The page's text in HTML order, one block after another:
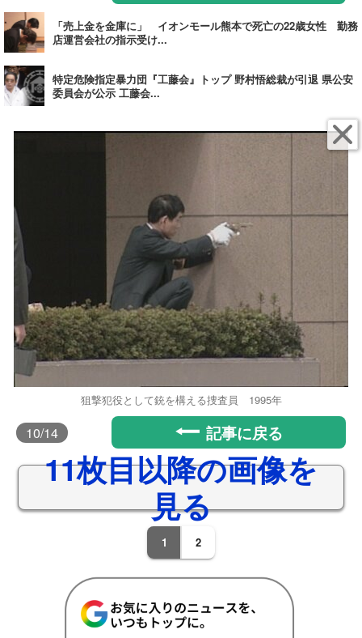
「売上金を金庫に」 イオンモール熊本で死亡の22歳女性 勤務
店運営会社の指示受け...
特定危険指定暴力団『工藤会』トップ 野村悟総裁が引退 県公安
委員会が公示 工藤会...
狙撃犯役として銃を構える捜査員 1995年
10/14 記事に戻る
11枚目以降の画像を
見る
1 2